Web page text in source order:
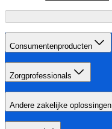
Consumentenproducten
Zorgprofessionals
Andere zakelijke oplossingen